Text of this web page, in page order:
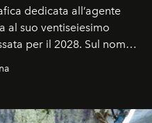
dedicata all’agente
al suo ventiseiesimo
per il 2028. Sul nome
l’eredità di Daniel
assoluto riserbo.